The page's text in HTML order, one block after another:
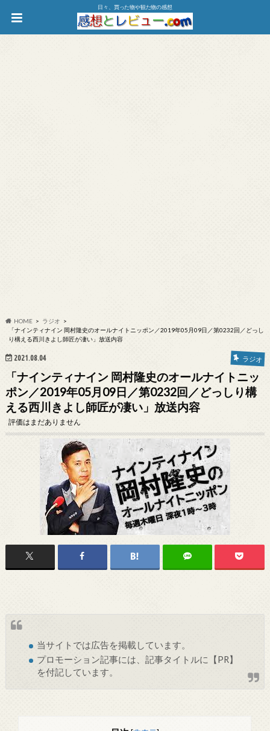
日々、買った物や観た物の感想
HOME
ラジオ
「ナインティナイン 岡村隆史のオールナイトニッポン／2019年05月09日／第0232回／どっし
り構える西川きよし師匠が凄い」放送内容
2021.08.04 ラジオ
「ナインティナイン 岡村隆史のオールナイトニッ
ポン／2019年05月09日／第0232回／どっしり構
える西川きよし師匠が凄い」放送内容
評価はまだありません
当サイトでは広告を掲載しています。
プロモーション記事には、記事タイトルに【PR】
を付記しています。